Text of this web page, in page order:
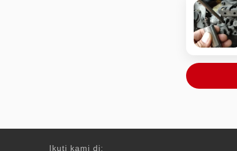
Ikuti kami di: